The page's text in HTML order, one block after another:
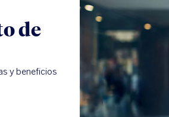
de
y beneficios